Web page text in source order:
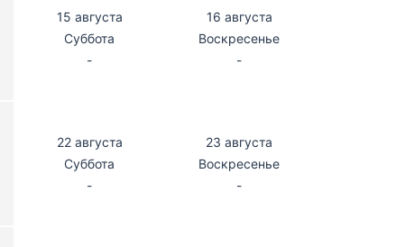
15 августа
Суббота
-
16 августа
Воскресенье
-
22 августа
Суббота
-
23 августа
Воскресенье
-